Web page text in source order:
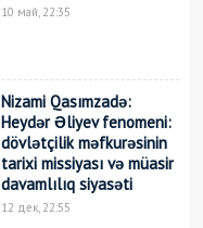
10 май, 22:35
Nizami Qasımzadə:
Heydər Əliyev fenomeni:
dövlətçilik məfkurəsinin
tarixi missiyası və müasir
davamlılıq siyasəti
12 дек, 22:55